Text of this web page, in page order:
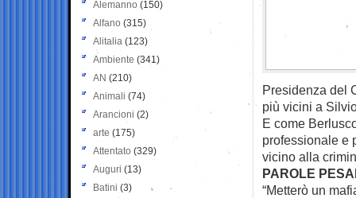
Presidenza del
più vicini a
E come
professionale e
vicino alla
PAROLE
“Metterò un
Alemanno (150)
Alfano (315)
Alitalia (123)
Ambiente (341)
AN (210)
Animali (74)
Arancioni (2)
arte (175)
Attentato (329)
Auguri (13)
Batini (3)